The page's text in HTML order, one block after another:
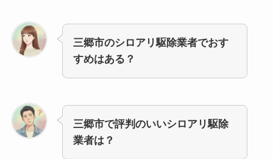
三郷市のシロアリ駆除業者でおす
すめはある？
三郷市で評判のいいシロアリ駆除
業者は？